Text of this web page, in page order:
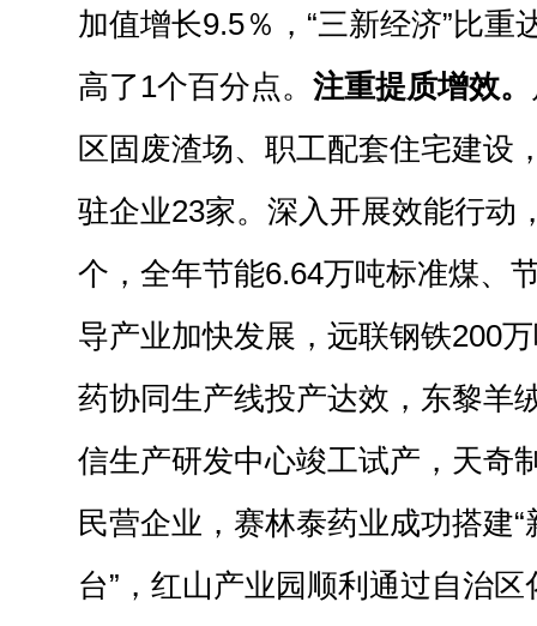
加值增长9.5％，“三新经济”比重
高了1个百分点。 注重提质增效。
区固废渣场、职工配套住宅建设
驻企业23家。深入开展效能行动
个，全年节能6.64万吨标准煤、
导产业加快发展，远联钢铁200
药协同生产线投产达效，东黎羊
信生产研发中心竣工试产，天奇
民营企业，赛林泰药业成功搭建
台”，红山产业园顺利通过自治